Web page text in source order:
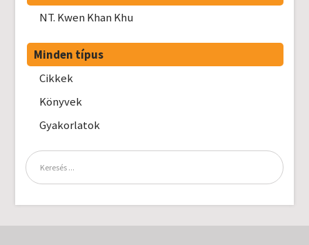
NT. Kwen Khan Khu
Minden típus
Cikkek
Könyvek
Gyakorlatok